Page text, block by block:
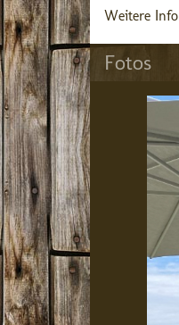
Weitere
Fotos